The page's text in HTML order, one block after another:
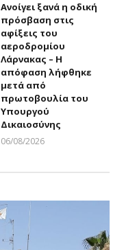
Ανοίγει ξανά η οδική
πρόσβαση στις
αφίξεις του
αεροδρομίου
Λάρνακας – Η
απόφαση λήφθηκε
μετά από
πρωτοβουλία του
Υπουργού
Δικαιοσύνης
06/08/2026